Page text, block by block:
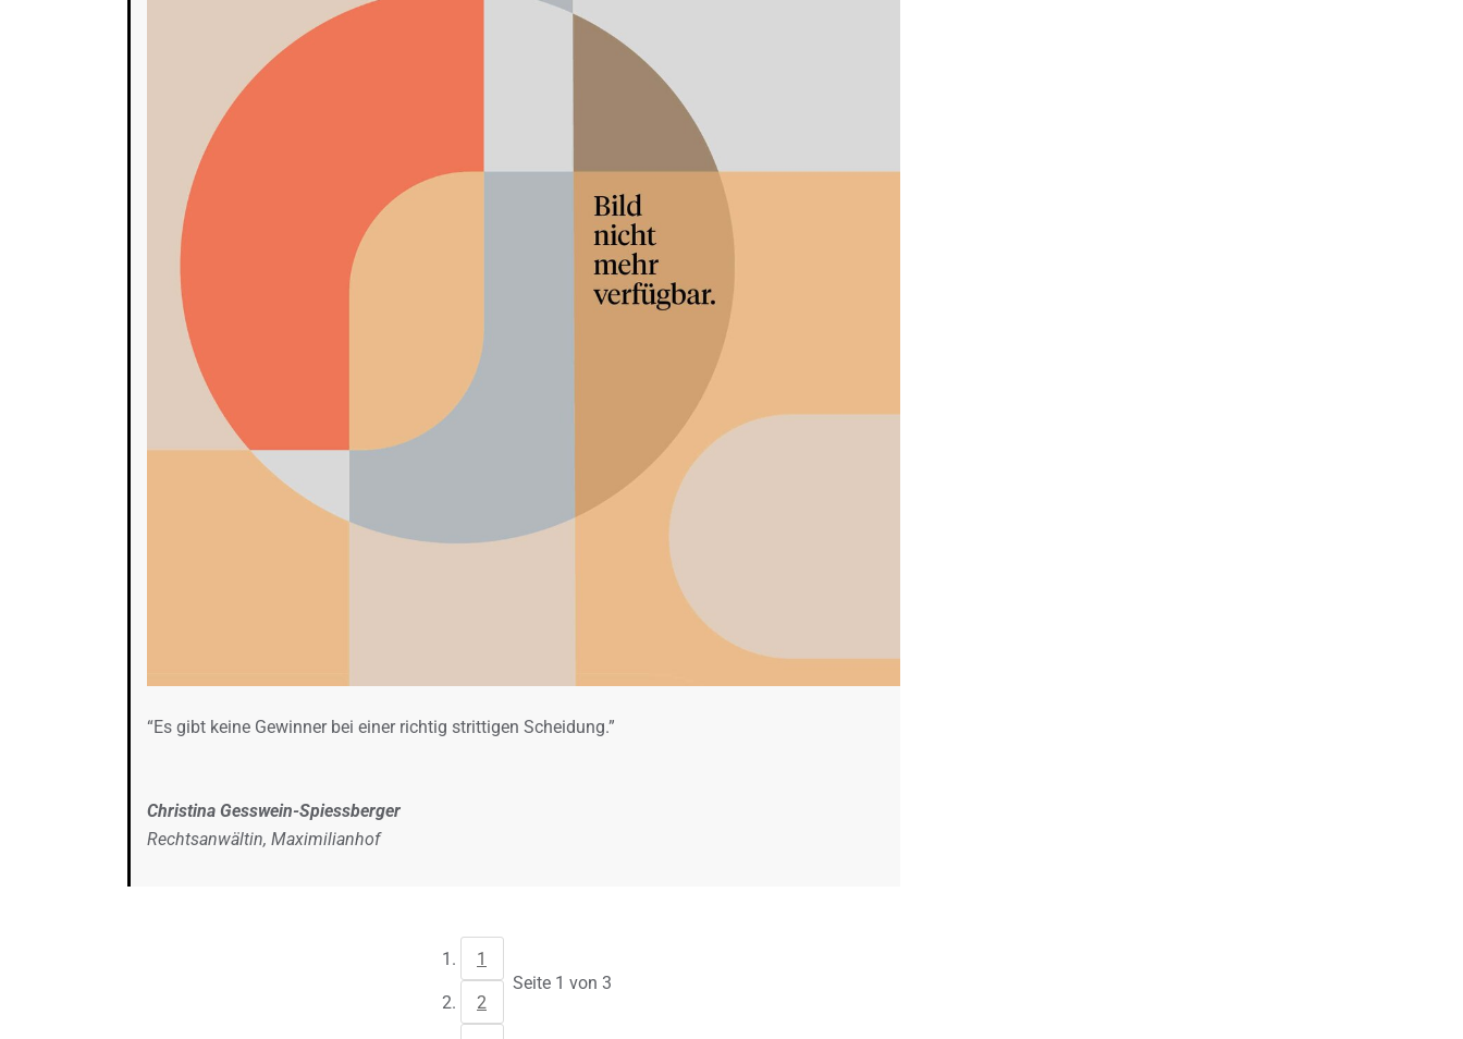
“Es gibt keine Gewinner bei einer richtig strittigen Scheidung.”
Christina Gesswein-Spiessberger
Rechtsanwältin, Maximilianhof
1
2
Seite 1 von 3